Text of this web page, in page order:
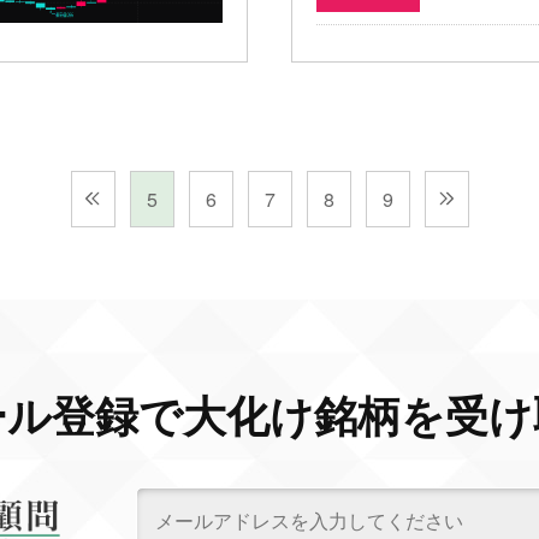
5 6 7 8 9
登録で大化け銘柄を受